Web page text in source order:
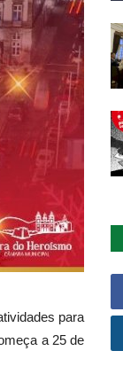
para
a 25 de